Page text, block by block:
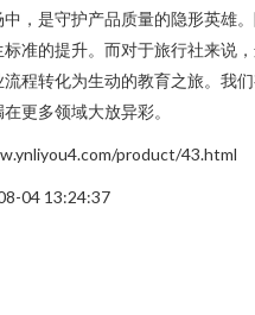
，是守护产品质量的隐形英雄
准的提升。而对于旅行社来说
程转化为生动的教育之旅。我
更多领域大放异彩。
product/43.html
04 13:24:37